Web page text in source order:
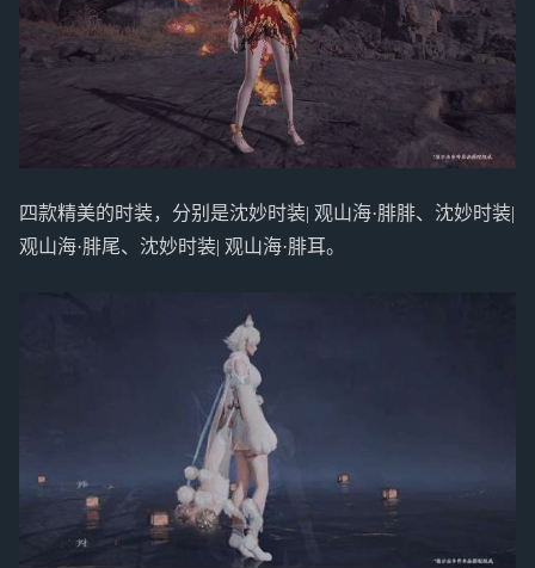
四款精美的时装，分别是沈妙时装| 观山海·腓腓、沈妙时装|
观山海·腓尾、沈妙时装| 观山海·腓耳。